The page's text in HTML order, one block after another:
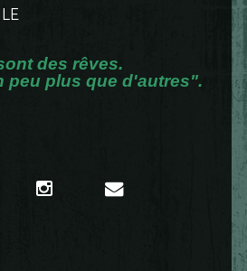
des rêves.
peu plus que d'autres".